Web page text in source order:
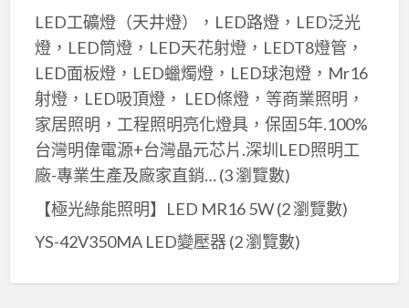
LED工礦燈（天井燈），LED路燈，LED泛光
燈，LED筒燈，LED天花射燈，LEDT8燈管，
LED面板燈，LED蠟燭燈，LED球泡燈，Mr16
射燈，LED吸頂燈， LED條燈，等商業照明，
家居照明，工程照明亮化燈具，保固5年.100%
台灣明偉電源+台灣晶元芯片.深圳LED照明工
廠-專業生產及廠家直銷…(3 瀏覽數)
【極光綠能照明】LED MR16 5W(2 瀏覽數)
YS-42V350MA LED變壓器 (2 瀏覽數)